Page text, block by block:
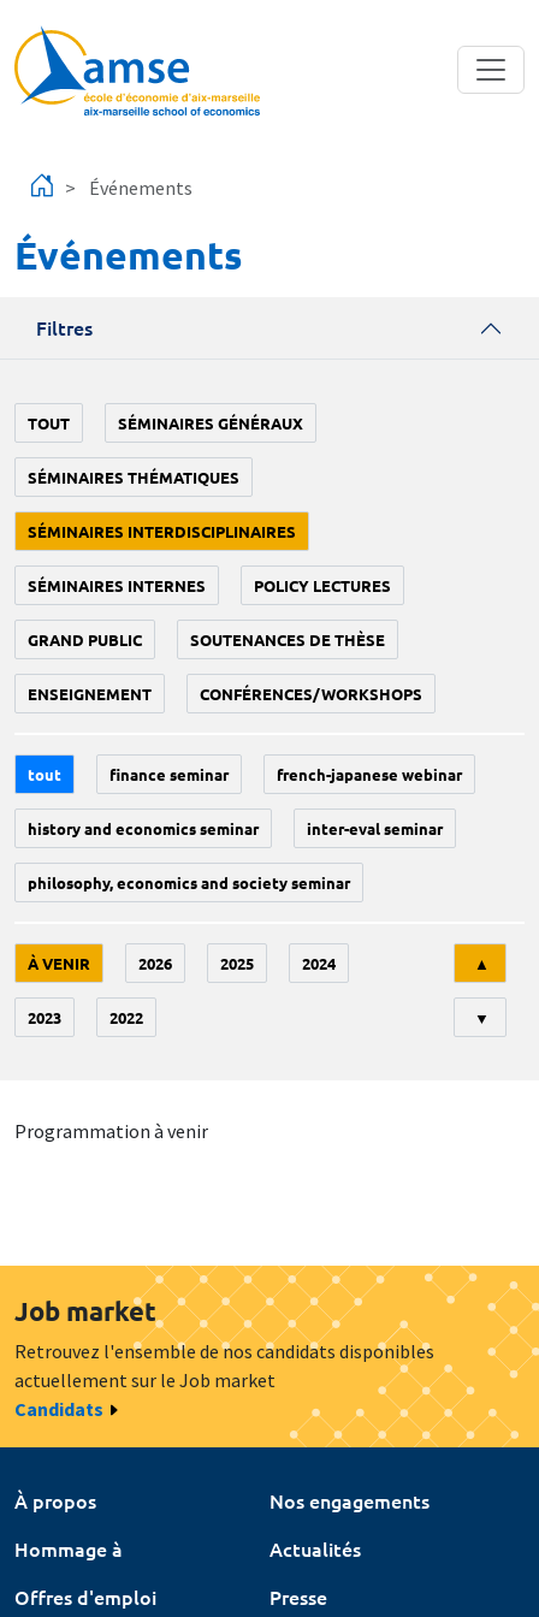
Événements
Événements
Filtres
TOUT SÉMINAIRES GÉNÉRAUX
SÉMINAIRES THÉMATIQUES
SÉMINAIRES INTERDISCIPLINAIRES
SÉMINAIRES INTERNES POLICY LECTURES
GRAND PUBLIC SOUTENANCES DE THÈSE
ENSEIGNEMENT CONFÉRENCES/WORKSHOPS
tout finance seminar french-japanese webinar
history and economics seminar inter-eval seminar
philosophy, economics and society seminar
À VENIR 2026 2025 2024
2023 2022
▲
▼
Programmation à venir
Job market
Retrouvez l'ensemble de nos candidats disponibles
actuellement sur le Job market
Candidats
À propos
Nos engagements
Hommage à
Actualités
Offres d'emploi
Presse